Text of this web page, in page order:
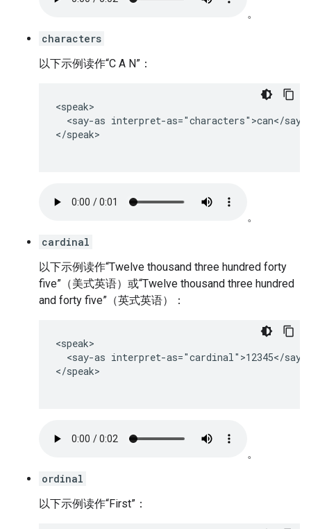
。
characters
以下示例读作“C A N”：
<speak>
<say-as interpret-as="characters">can</say-
</speak>
。
cardinal
以下示例读作“Twelve thousand three hundred forty
five”（美式英语）或“Twelve thousand three hundred
and forty five”（英式英语）：
<speak>
<say-as interpret-as="cardinal">12345</say-
</speak>
。
ordinal
以下示例读作“First”：